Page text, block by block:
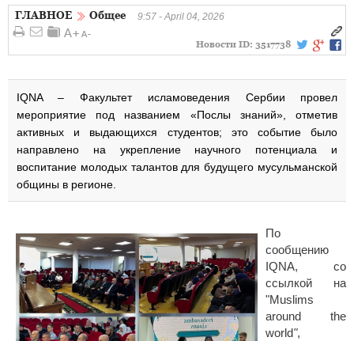
ГЛАВНОЕ Общее 9:57 - April 04, 2026
Новости ID: 3517738
IQNA – Факультет исламоведения Сербии провел
мероприятие под названием «Послы знаний», отметив
активных и выдающихся студентов; это событие было
направлено на укрепление научного потенциала и
воспитание молодых талантов для будущего мусульманской
общины в регионе.
По
сообщению
IQNA, со
ссылкой на
"Muslims
around the
world",